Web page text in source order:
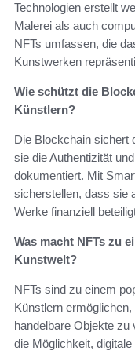
Technologien erstellt
Malerei als auch
NFTs umfassen, die
Kunstwerken
Wie schützt die
Künstlern?
Die Blockchain sichert
sie die Authentizität
dokumentiert. Mit
sicherstellen, dass sie
Werke finanziell
Was macht NFTs zu
Kunstwelt?
NFTs sind zu einem
Künstlern
handelbare Objekte
die Möglichkeit,